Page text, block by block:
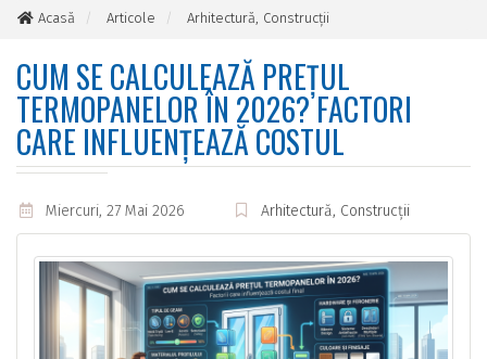
Acasă Articole
Arhitectură, Construcții
CUM SE CALCULEAZĂ PREȚUL
TERMOPANELOR ÎN 2026? FACTORI
CARE INFLUENȚEAZĂ COSTUL
Miercuri, 27 Mai 2026 Arhitectură, Construcții